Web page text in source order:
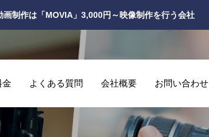
画制作は「MOVIA」3,000円～映像制作を行う会社
金 よくある質問 会社概要 お問い合わせ